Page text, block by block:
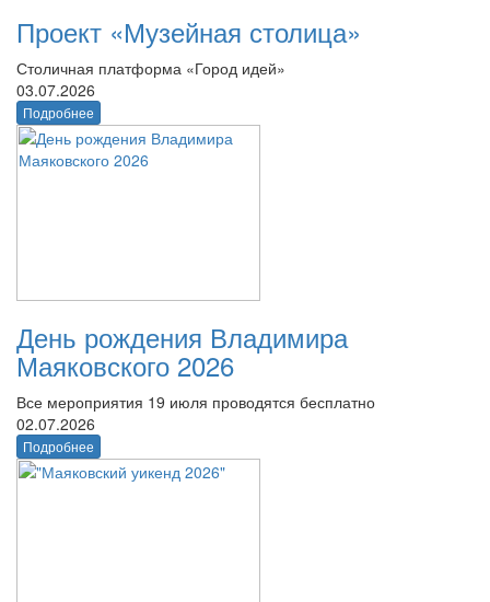
Проект «Музейная столица»
Столичная платформа «Город идей»
03.07.2026
Подробнее
День рождения Владимира
Маяковского 2026
Все мероприятия 19 июля проводятся бесплатно
02.07.2026
Подробнее